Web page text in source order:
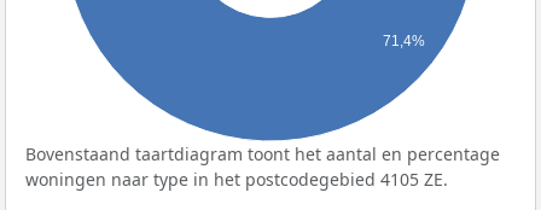
71,4%
Bovenstaand taartdiagram toont het aantal en percentage
woningen naar type in het postcodegebied 4105 ZE.